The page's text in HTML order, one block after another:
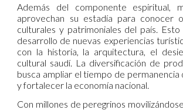
Además del componente espiritual,
aprovechan su estadía para conocer
culturales y patrimoniales del país.
desarrollo de nuevas experiencias
con la historia, la arquitectura, el
cultural saudí. La diversificación de
busca ampliar el tiempo de permanencia
y fortalecer la economía nacional.
Con millones de peregrinos